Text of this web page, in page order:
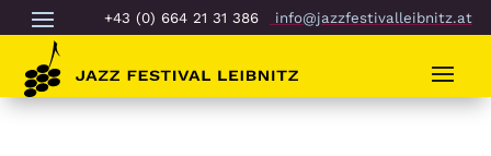
+43 (0) 664 21 31 386 info@jazzfestivalleibnitz.at